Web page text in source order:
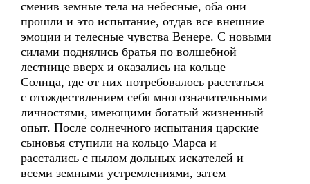
сменив земные тела на небесные, оба они
прошли и это испытание, отдав все внешние
эмоции и телесные чувства Венере. С новыми
силами поднялись братья по волшебной
лестнице вверх и оказались на кольце
Солнца, где от них потребовалось расстаться
с отождествлением себя многозначительными
личностями, имеющими богатый жизненный
опыт. После солнечного испытания царские
сыновья ступили на кольцо Марса и
расстались с пылом дольных искателей и
всеми земными устремлениями, затем